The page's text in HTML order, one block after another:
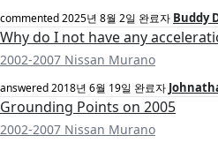
commented2025년 8월 2일 완료자 Buddy
Why do I not have any
2002-2007 Nissan Murano
answered2018년 6월 19일 완료자
Grounding Points on 2005
2002-2007 Nissan Murano